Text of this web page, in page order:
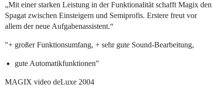
„Mit einer starken Leistung in der Funktionalität schafft Magix den
Spagat zwischen Einsteigern und Semiprofis. Erstere freut vor
allem der neue Aufgabenassistent.“
"+ großer Funktionsumfang, + sehr gute Sound-Bearbeitung,
gute Automatikfunktionen"
MAGIX video deLuxe 2004